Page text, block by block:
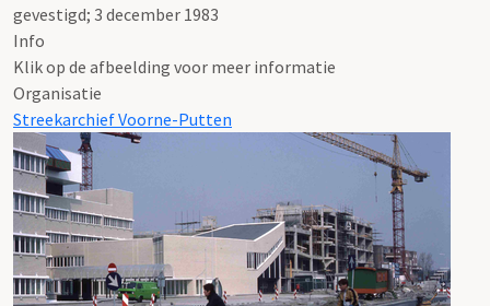
gevestigd; 3 december 1983
Info
Klik op de afbeelding voor meer informatie
Organisatie
Streekarchief Voorne-Putten